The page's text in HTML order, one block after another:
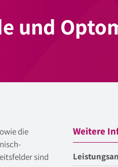
und
die
sind
Weitere